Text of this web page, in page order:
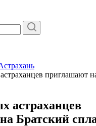
приглашают
астраханцев
Братский